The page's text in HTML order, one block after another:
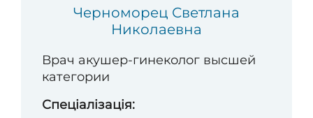
Черноморец Светлана
Николаевна
Врач акушер-гинеколог высшей
категории
Спеціалізація: